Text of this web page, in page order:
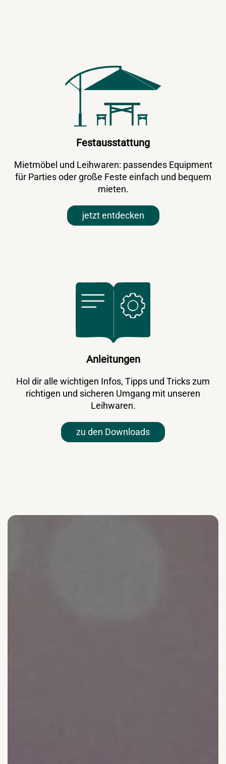
Festausstattung
Mietmöbel und Leihwaren: passendes Equipment
für Parties oder große Feste einfach und bequem
mieten.
jetzt entdecken
Anleitungen
Hol dir alle wichtigen Infos, Tipps und Tricks zum
richtigen und sicheren Umgang mit unseren
Leihwaren.
zu den Downloads